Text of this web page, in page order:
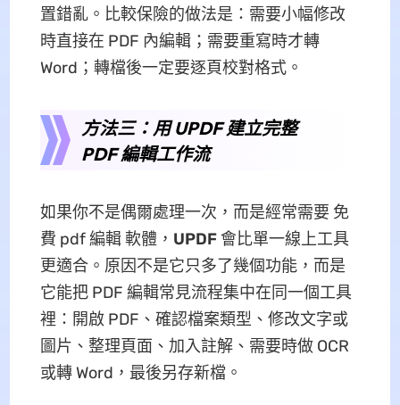
置錯亂。比較保險的做法是：需要小幅修改
時直接在 PDF 內編輯；需要重寫時才轉
Word；轉檔後一定要逐頁校對格式。
方法三：用 UPDF 建立完整
PDF 編輯工作流
如果你不是偶爾處理一次，而是經常需要 免
費 pdf 編輯 軟體， UPDF會比單一線上工具
更適合。原因不是它只多了幾個功能，而是
它能把 PDF 編輯常見流程集中在同一個工具
裡：開啟 PDF、確認檔案類型、修改文字或
圖片、整理頁面、加入註解、需要時做 OCR
或轉 Word，最後另存新檔。